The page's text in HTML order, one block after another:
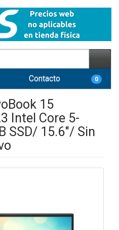
Contacto 0
15
Intel Core 5-
SSD/ 15.6"/ Sin